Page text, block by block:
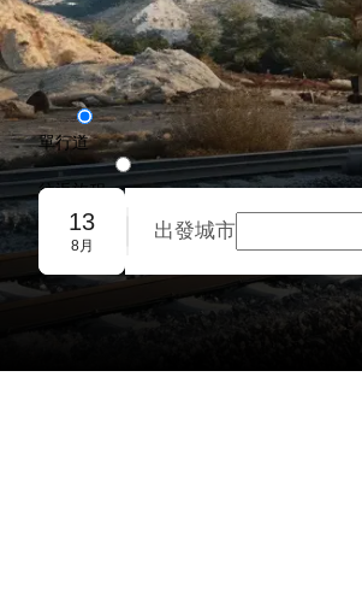
單行道
往返旅程
團體預訂
13
8月
出發城市